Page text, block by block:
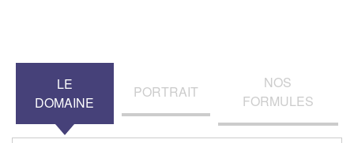
LE
DOMAINE
PORTRAIT
NOS
FORMULES